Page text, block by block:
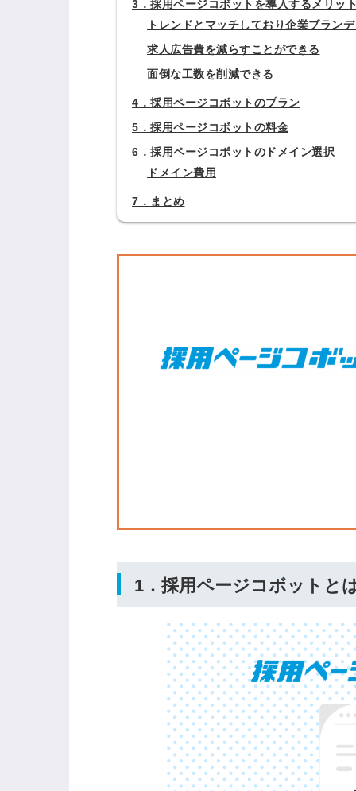
3．採用ページコボットを導入するメリッ
トレンドとマッチしており企業ブラン
求人広告費を減らすことができる
面倒な工数を削減できる
4．採用ページコボットのプラン
5．採用ページコボットの料金
6．採用ページコボットのドメイン選択
ドメイン費用
7．まとめ
1．採用ページコボットと
ログイン
する